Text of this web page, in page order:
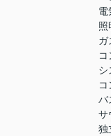
電
照
ガ
コ
シ
コ
バ
サ
独